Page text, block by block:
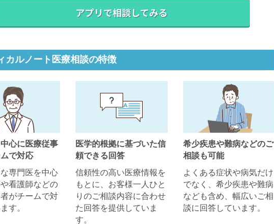
カルノート医療相談の特徴
心に医療従事
で対応
専門医を中心
看護師などの
がチームで対
す。
医学的根拠に基づいた信
頼できる回答
信頼性の高い医療情報を
もとに、お客様一人ひと
りのご相談内容に合わせ
た回答を提供していま
す。
希少疾患や難病などのご
相談も可能
よくある症状や病気だけ
でなく、希少疾患や難病
なども含め、幅広いご相
談に回答しています。